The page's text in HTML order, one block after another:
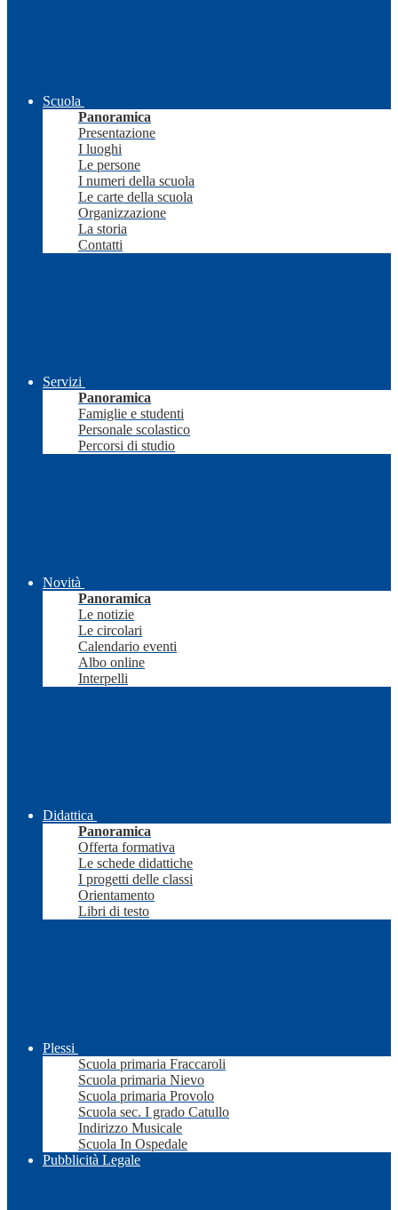
Scuola
Panoramica
Presentazione
I luoghi
Le persone
I numeri della scuola
Le carte della scuola
Organizzazione
La storia
Contatti
Servizi
Panoramica
Famiglie e studenti
Personale scolastico
Percorsi di studio
Novità
Panoramica
Le notizie
Le circolari
Calendario eventi
Albo online
Interpelli
Didattica
Panoramica
Offerta formativa
Le schede didattiche
I progetti delle classi
Orientamento
Libri di testo
Plessi
Scuola primaria Fraccaroli
Scuola primaria Nievo
Scuola primaria Provolo
Scuola sec. I grado Catullo
Indirizzo Musicale
Scuola In Ospedale
Pubblicità Legale